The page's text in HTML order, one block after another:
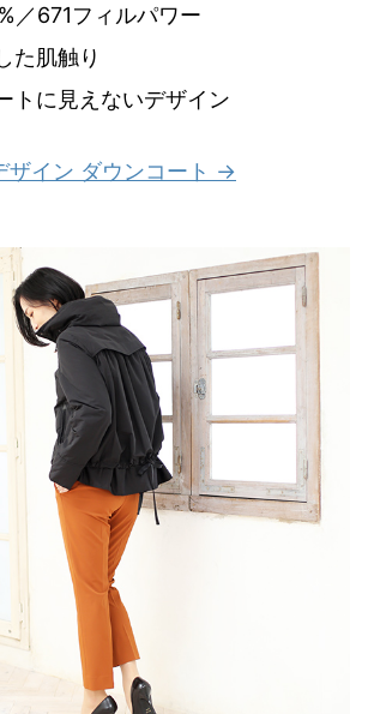
／671フィルパワー
た肌触り
トに見えないデザイン
ザイン ダウンコート →